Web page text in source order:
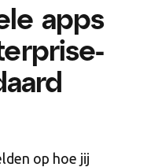
apps
op hoe jij